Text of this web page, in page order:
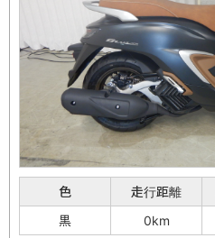
色 走行距離
黒
0km